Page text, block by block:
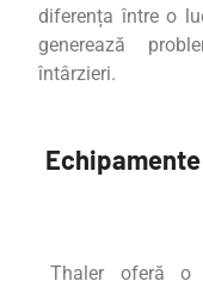
diferența între o
generează
întârzieri.
Thaler oferă o